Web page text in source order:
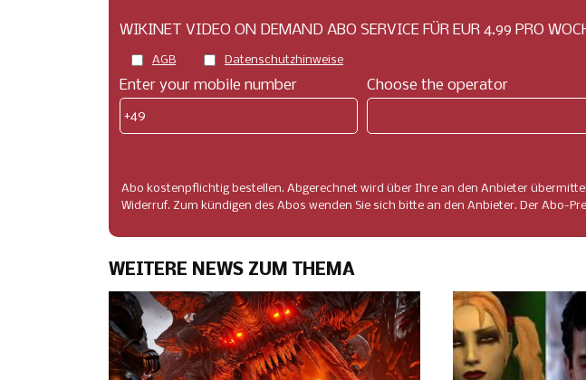
WIKINET VIDEO ON DEMAND ABO SERVICE FÜR EUR 4.99 PRO
AGB Datenschutzhinweise
Enter your mobile number
+49
Choose the operator
Abo kostenpflichtig bestellen. Abgerechnet wird über Ihre an den Anbieter
Widerruf. Zum kündigen des Abos wenden Sie sich bitte an den Anbieter. Der Abo-
WEITERE NEWS ZUM THEMA